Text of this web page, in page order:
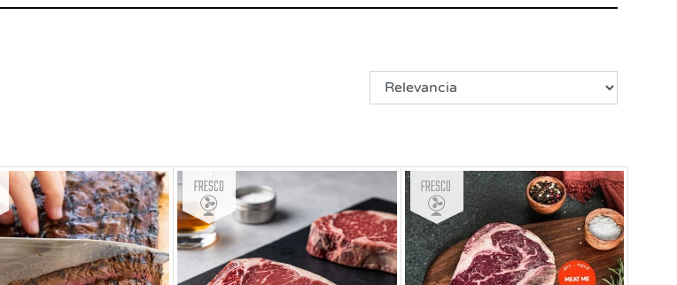
Fresco Fresco